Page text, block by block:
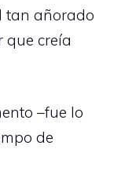
tan añorado
que creía
–fue lo
de